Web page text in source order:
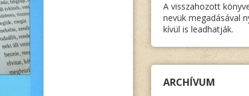
A visszahozott
nevük megadásával
kívül is leadhatják.
ARCHÍVUM